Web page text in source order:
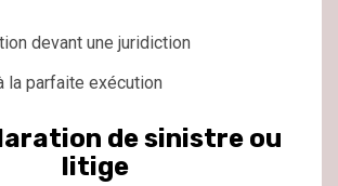
devant une juridiction
la parfaite exécution
de sinistre ou
litige